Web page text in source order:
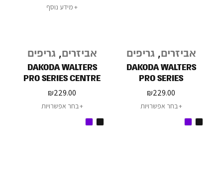
מידע נוסף
אביזרים, גריפים
DAKODA WALTERS
PRO SERIES
₪229.00
בחר אפשרויות
אביזרים, גריפים
DAKODA WALTERS
PRO SERIES CENTRE
DECK
₪229.00
בחר אפשרויות